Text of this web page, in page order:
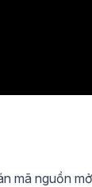
mã nguồn